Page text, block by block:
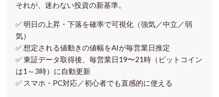
それが、迷わない投資の新基準。
✅ 明日の上昇・下落を確率で可視化（強気／中立／弱
気）
✅ 想定される値動きの値幅をAIが毎営業日推定
✅ 東証データ取得後、 毎営業日19〜21時（ビットコイン
は1～3時）に自動更新
✅ スマホ・PC対応／初心者でも直感的に使える